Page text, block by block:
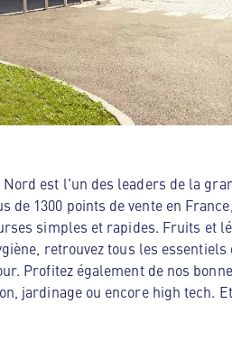
est l'un des leaders de la
de 1300 points de vente en
simples et rapides. Fruits et
retrouvez tous les essentiels
Profitez également de nos
jardinage ou encore high tech.